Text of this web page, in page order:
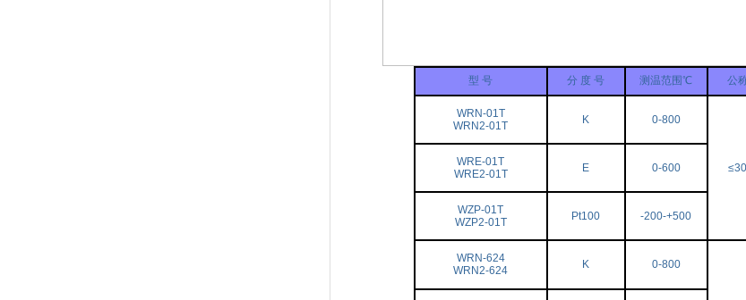
型 号 分 度 号 测温范围℃ 公
WRN-01T
WRN2-01T
K 0-800
WRE-01T
WRE2-01T
E 0-600
WZP-01T
WZP2-01T
Pt100 -200-+500
WRN-624
WRN2-624
K 0-800